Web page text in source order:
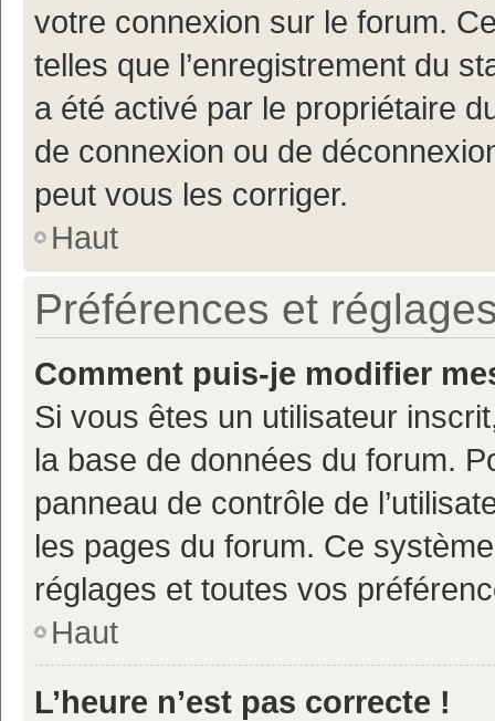
votre connexion sur le forum.
telles que l’enregistrement du
a été activé par le propriétaire
de connexion ou de
peut vous les corriger.
Haut
Préférences et
Comment puis-je modifier
Si vous êtes un utilisateur
la base de données du forum.
panneau de contrôle de
les pages du forum. Ce
réglages et toutes vos
Haut
L’heure n’est pas correcte !